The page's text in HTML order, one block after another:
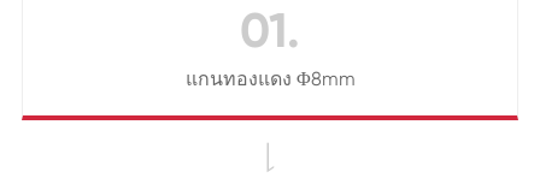
01.
แกนทองแดง Φ8mm
